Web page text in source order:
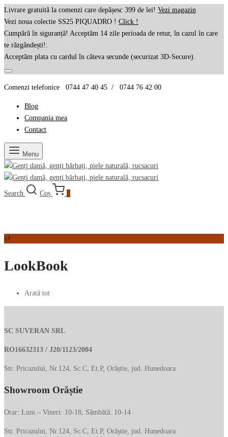
Livrare gratuită la comenzi care depășesc 399 de lei! Vezi magazin
Vezi noua colectie SS25 PIQUADRO ! Click !
Cumpără în siguranță! Acceptăm 14 zile perioada de retur, în cazul în care
te răzgândești!.
Acceptăm plata cu cardul în câteva secunde (securizat 3D-Secure).
Comenzi telefonice 0744 47 40 45 / 0744 76 42 00
Blog
Compania mea
Contact
Menu
Search Coș
v3
LookBook
Arată tot
SC SUVERAN SRL
RO16632313 / J20/1123/2004
Str. Pricazului, Nr.124, Sc.C, Et.P, Orăștie, jud. Hunedoara
Showroom Orăștie
Orar: Luni – Vineri: 10-18, Sâmbătă: 10-14
Str. Pricazului, Nr.124, Sc.C, Et.P, Orăștie, jud. Hunedoara